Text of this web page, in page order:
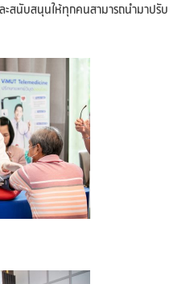
ะสนับสนุนให้ทุกคนสามารถนำมาปรับ